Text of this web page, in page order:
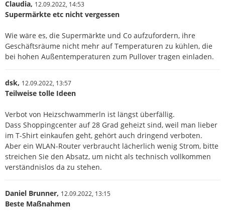
Claudia, 12.09.2022, 14:53
Supermärkte etc nicht vergessen
Wie wäre es, die Supermärkte und Co aufzufordern, ihre
Geschäftsräume nicht mehr auf Temperaturen zu kühlen, die
bei hohen Außentemperaturen zum Pullover tragen einladen.
dsk, 12.09.2022, 13:57
Teilweise tolle Ideen
Verbot von Heizschwammerln ist längst überfällig.
Dass Shoppingcenter auf 28 Grad geheizt sind, weil man lieber
im T-Shirt einkaufen geht, gehört auch dringend verboten.
Aber ein WLAN-Router verbraucht lächerlich wenig Strom, bitte
streichen Sie den Absatz, um nicht als technisch vollkommen
verständnislos da zu stehen.
Daniel Brunner, 12.09.2022, 13:15
Beste Maßnahmen